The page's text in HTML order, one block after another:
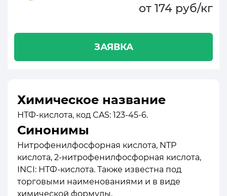
от 174 руб/кг
ЗАЯВКА
Химическое название
НТФ-кислота, код CAS: 123-45-6.
Синонимы
Нитрофенилфосфорная кислота, NTP
кислота, 2-нитрофенилфосфорная кислота,
INCI: НТФ-кислота. Также известна под
торговыми наименованиями и в виде
химической формулы.